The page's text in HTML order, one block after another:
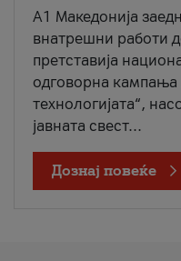
A1 Македонија
внатрешни работи
претставија
одговорна кампања
технологијата“,
јавната свест...
Дознај повеќе